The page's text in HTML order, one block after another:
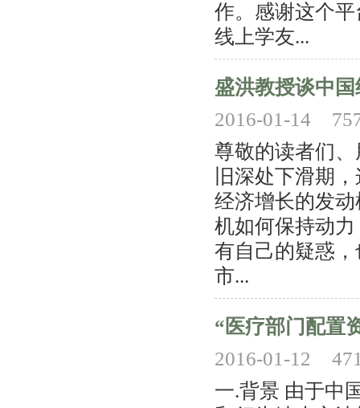
作。感谢这个
线上学友...
盛洪教授谈中
2016-01-14
尊敬的读者们
旧深处下滑期
经济增长的发
机如何保持动
有自己的疑惑
市...
“医疗部门配置
2016-01-12
一.背景 由于中